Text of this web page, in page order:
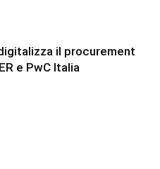
il procurement
e PwC Italia